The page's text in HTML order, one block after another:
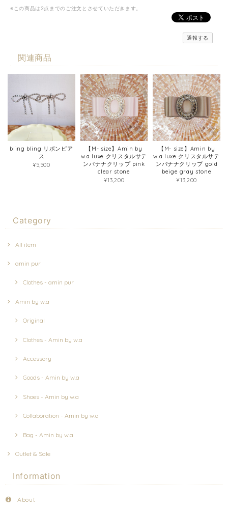
※この商品は2点までのご注文とさせていただきます。
通報する
関連商品
bling bling リボンピア
ス
¥5,500
【M- size】Amin by
w.a luxe クリスタルサテ
ンバナナクリップ pink
clear stone
¥13,200
【M- size】Amin by
w.a luxe クリスタルサテ
ンバナナクリップ gold
beige gray stone
¥13,200
Category
All item
amin pur
Clothes - amin pur
Amin by w.a
Original
Clothes - Amin by w.a
Accessory
Goods - Amin by w.a
Shoes - Amin by w.a
Collaboration - Amin by w.a
Bag - Amin by w.a
Outlet & Sale
Information
About